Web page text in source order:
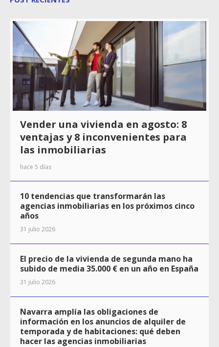
Vender una vivienda en agosto: 8
ventajas y 8 inconvenientes para
las inmobiliarias
hace 5 días
10 tendencias que transformarán las
agencias inmobiliarias en los próximos cinco
años
31 julio 2026
El precio de la vivienda de segunda mano ha
subido de media 35.000 € en un año en España
31 julio 2026
Navarra amplía las obligaciones de
información en los anuncios de alquiler de
temporada y de habitaciones: qué deben
hacer las agencias inmobiliarias